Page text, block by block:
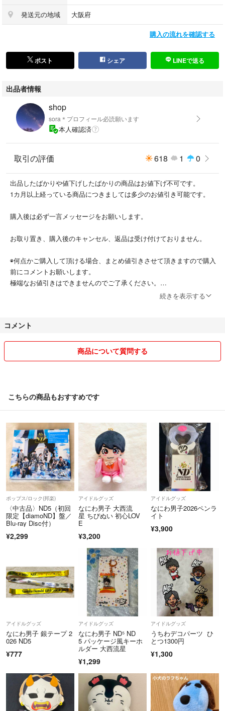
発送元の地域 大阪府
購入の流れを確認する
ポスト シェア LINEで送る
出品者情報
shop
sora＊プロフィール必読願います
本人確認済
取引の評価 618 1 0
出品したばかりや値下げしたばかりの商品はお値下げ不可です。
1カ月以上経っている商品につきましては多少のお値引き可能です。
購入後は必ず一言メッセージをお願いします。
お取り置き、購入後のキャンセル、返品は受け付けておりません。
◉何点かご購入して頂ける場合、まとめ値引きさせて頂きますので購入
前にコメントお願いします。
極端なお値引きはできませんのでご了承ください。
破損しやすい物はプチプチ、厚紙補強などして発送します。
ゆうパケットポスト以外の発送は平日のみになります。
◎コメ逃げされる方は、ブロックさせて頂きます。
◎必要最低限なメッセージのやり取りができない方、受取確認を速やか
にして頂けない方は購入をご遠慮下さい。
お互い気持ちの良いお取引きができるよう心掛けていますので宜しくお
願いします。
続きを表示する
コメント
商品について質問する
こちらの商品もおすすめです
ポップス/ロック(邦楽)
〈中古品〉ND5（初回
限定【diamoND】盤／
Blu-ray Disc付）
¥2,299
アイドルグッズ
なにわ男子 大西流
星 ちびぬい 初心LOV
E
¥3,200
アイドルグッズ
なにわ男子2026ペンラ
イト
¥3,900
アイドルグッズ
なにわ男子 銀テープ 2
026 ND5
¥777
アイドルグッズ
なにわ男子 ND⁵ ND
5 パッケージ風キーホ
ルダー 大西流星
¥1,299
アイドルグッズ
うちわデコパーツ ひ
とつ1300円
¥1,300